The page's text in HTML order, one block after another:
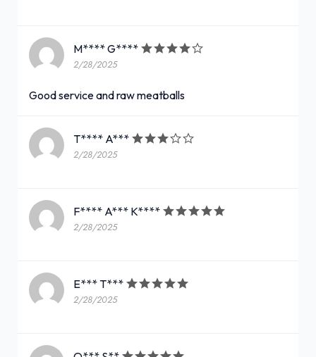
M**** G****
2/28/2025
Good service and raw meatballs
T**** A***
2/28/2025
F**** A*** K****
2/28/2025
E*** T***
2/28/2025